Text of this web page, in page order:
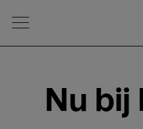
Open Menu
Nu bij